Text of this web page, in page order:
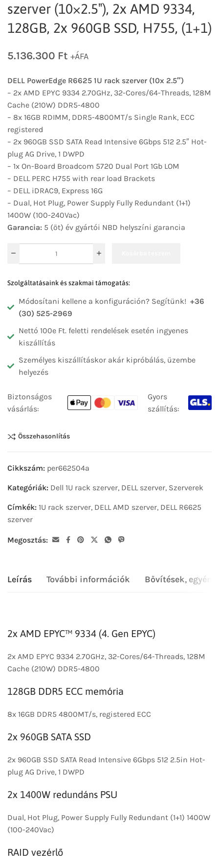
szerver (10×2.5″), 2x AMD 9334,
128GB, 2x 960GB SSD, H755, (1+1)
5.136.300 Ft +ÁFA
DELL PowerEdge R6625 1U rack szerver (10x 2.5″)
– 2x AMD EPYC 9334 2.70GHz, 32-Cores/64-Threads, 128M
Cache (210W) DDR5-4800
– 8x 16GB RDIMM, DDR5-4800MT/s Single Rank, ECC
registered
– 2x 960GB SSD SATA Read Intensive 6Gbps 512 2.5″ Hot-
plug AG Drive, 1 DWPD
– 1x On-Board Broadcom 5720 Dual Port 1Gb LOM
– DELL PERC H755 with rear load Brackets
– DELL iDRAC9, Express 16G
– Dual, Hot Plug, Power Supply Fully Redundant (1+1)
1400W (100-240Vac)
Garancia: 5 (öt) év gyártói NBD helyszíni garancia
Szolgáltatásaink és szakmai támogatás:
Módosítani kellene a konfiguráción? Segítünk! +36
(30) 525-2969
Nettó 100e Ft. feletti rendelések esetén ingyenes
kiszállítás
Személyes kiszállításkor akár kipróbálás, üzembe
helyezés
Biztonságos
vásárlás:
Gyors
szállítás:
Összehasonlítás
Cikkszám: per662504a
Kategóriák: Dell 1U rack szerver, DELL szerver, Szerverek
Címkék: 1U rack szerver, DELL AMD szerver, DELL R6625
szerver
Megosztás:
Leírás További információk Bővítések,
2x AMD EPYC™ 9334 (4. Gen EPYC)
2x AMD EPYC 9334 2.70GHz, 32-Cores/64-Threads, 128M
Cache (210W) DDR5-4800
128GB DDR5 ECC memória
8x 16GB DDR5 4800MT/s, registered ECC
2x 960GB SATA SSD
2x 960GB SSD SATA Read Intensive 6Gbps 512 2.5in Hot-
plug AG Drive, 1 DWPD
2x 1400W redundáns PSU
Dual, Hot Plug, Power Supply Fully Redundant (1+1) 1400W
(100-240Vac)
RAID vezérlő